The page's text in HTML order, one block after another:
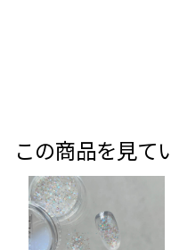
この商品を見て